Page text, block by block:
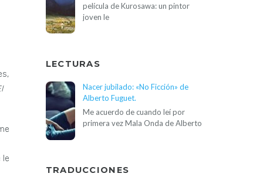
le
película de Kurosawa: un pintor
joven le
LECTURAS
Nacer jubilado: «No Ficción» de
Alberto Fuguet.
Me acuerdo de cuando leí por
primera vez Mala Onda de Alberto
TRADUCCIONES